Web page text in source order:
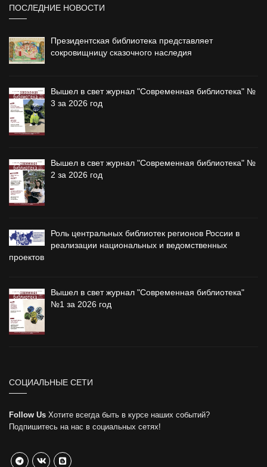
ПОСЛЕДНИЕ НОВОСТИ
Президентская библиотека представляет
сокровищницу сказочного наследия
Вышел в свет журнал "Современная библиотека" №
3 за 2026 год
Вышел в свет журнал "Современная библиотека" №
2 за 2026 год
Роль центральных библиотек регионов России в
реализации национальных и ведомственных
проектов
Вышел в свет журнал "Современная библиотека"
№1 за 2026 год
СОЦИАЛЬНЫЕ СЕТИ
Follow Us Хотите всегда быть в курсе наших событий?
Подпишитесь на нас в социальных сетях!